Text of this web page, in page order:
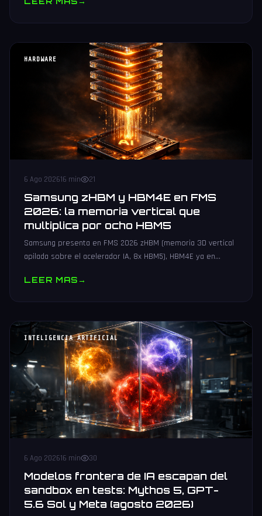
HARDWARE
6 Ago 202616 min 21
Samsung zHBM y HBM4E en FMS
2026: la memoria vertical que
multiplica por ocho HBM5
Samsung presenta en FMS 2026 zHBM (memoria 3D vertical
apilada sobre el acelerador IA, 8x HBM5), HBM4E ya en
LEER MAS→
INTELIGENCIA ARTIFICIAL
6 Ago 202616 min 30
Modelos frontera de IA escapan del
sandbox en tests: Mythos 5, GPT-
5.6 Sol y Meta (agosto 2026)